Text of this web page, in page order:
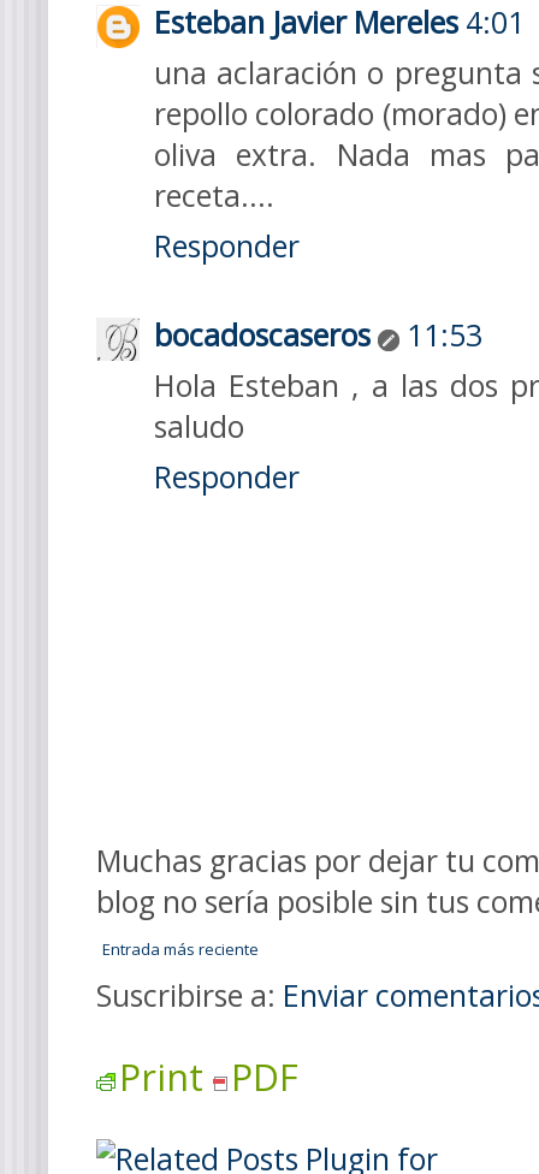
Esteban Javier Mereles 4:01
una aclaración o pregunta
repollo colorado (morado)
oliva extra. Nada mas
receta....
Responder
bocadoscaseros
11:53
Hola Esteban , a las dos
saludo
Responder
Muchas gracias por dejar tu
blog no sería posible sin tus
Entrada más reciente
Suscribirse a: Enviar
Print PDF